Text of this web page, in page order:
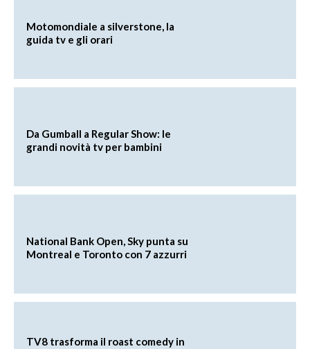
Motomondiale a silverstone, la
guida tv e gli orari
Da Gumball a Regular Show: le
grandi novità tv per bambini
National Bank Open, Sky punta su
Montreal e Toronto con 7 azzurri
TV8 trasforma il roast comedy in